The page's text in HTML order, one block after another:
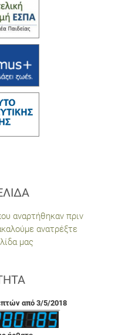
αναρτήθηκαν πριν
ανατρέξτε
μας
από 3/5/2018